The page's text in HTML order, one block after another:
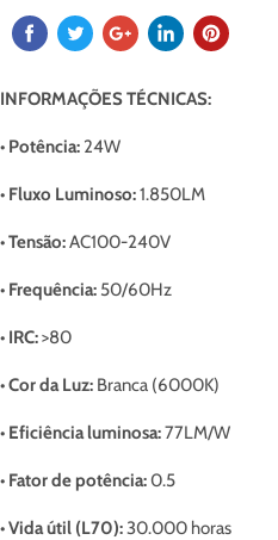
INFORMAÇÕES TÉCNICAS:
• Potência: 24W
• Fluxo Luminoso:1.850LM
• Tensão:AC100-240V
• Frequência: 50/60Hz
• IRC:>80
• Cor da Luz: Branca (6000K)
• Eficiência luminosa:77LM/W
• Fator de potência:0.5
• Vida útil (L70):30.000 horas